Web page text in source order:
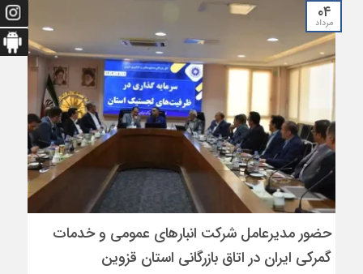
۰۴
مرداد
حضور مدیرعامل شرکت انبارهای عمومی و خدمات
گمرکی ایران در اتاق بازرگانی استان قزوین